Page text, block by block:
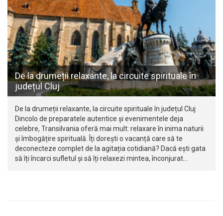
De la drumeții relaxante, la circuite spirituale în
județul Cluj
De la drumeții relaxante, la circuite spirituale în județul Cluj
Dincolo de preparatele autentice și evenimentele deja
celebre, Transilvania oferă mai mult: relaxare în inima naturii
și îmbogățire spirituală. Îți dorești o vacanță care să te
deconecteze complet de la agitația cotidiană? Dacă ești gata
să îți încarci sufletul și să îți relaxezi mintea, înconjurat…